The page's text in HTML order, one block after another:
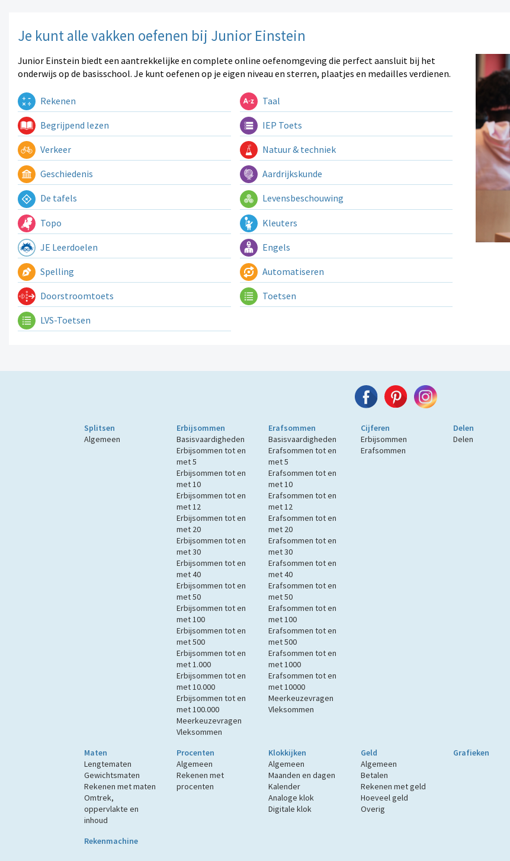
Je kunt alle vakken oefenen bij Junior Einstein
Junior Einstein biedt een aantrekkelijke en complete online oefenomgeving die perfect aansluit bij het
onderwijs op de basisschool. Je kunt oefenen op je eigen niveau en sterren, plaatjes en medailles verdienen.
Rekenen Taal
Begrijpend lezen IEP Toets
Verkeer Natuur & techniek
Geschiedenis Aardrijkskunde
De tafels Levensbeschouwing
Topo Kleuters
JE Leerdoelen Engels
Spelling Automatiseren
Doorstroomtoets Toetsen
LVS-Toetsen
Splitsen
Algemeen
Erbijsommen
Basisvaardigheden
Erbijsommen tot en
met 5
Erbijsommen tot en
met 10
Erbijsommen tot en
met 12
Erbijsommen tot en
met 20
Erbijsommen tot en
met 30
Erbijsommen tot en
met 40
Erbijsommen tot en
met 50
Erbijsommen tot en
met 100
Erbijsommen tot en
met 500
Erbijsommen tot en
met 1.000
Erbijsommen tot en
met 10.000
Erbijsommen tot en
met 100.000
Meerkeuzevragen
Vleksommen
Erafsommen
Basisvaardigheden
Erafsommen tot en
met 5
Erafsommen tot en
met 10
Erafsommen tot en
met 12
Erafsommen tot en
met 20
Erafsommen tot en
met 30
Erafsommen tot en
met 40
Erafsommen tot en
met 50
Erafsommen tot en
met 100
Erafsommen tot en
met 500
Erafsommen tot en
met 1000
Erafsommen tot en
met 10000
Meerkeuzevragen
Vleksommen
Cijferen
Erbijsommen
Erafsommen
Delen
Delen
Maten
Lengtematen
Gewichtsmaten
Rekenen met maten
Omtrek,
oppervlakte en
inhoud
Procenten
Algemeen
Rekenen met
procenten
Klokkijken
Algemeen
Maanden en dagen
Kalender
Analoge klok
Digitale klok
Geld
Algemeen
Betalen
Rekenen met geld
Hoeveel geld
Overig
Grafieken
Rekenmachine